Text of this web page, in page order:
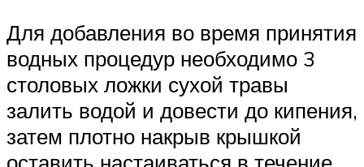
Для добавления во время принятия
водных процедур необходимо 3
столовых ложки сухой травы
залить водой и довести до кипения,
затем плотно накрыв крышкой